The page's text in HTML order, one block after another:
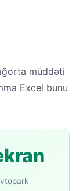
müddəti
Excel bunu